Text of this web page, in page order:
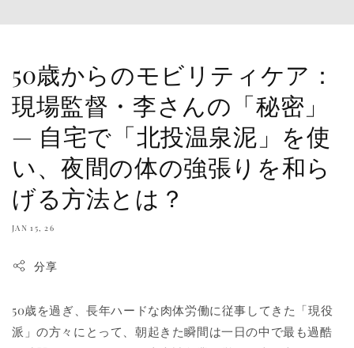
50歳からのモビリティケア：
現場監督・李さんの「秘密」
— 自宅で「北投温泉泥」を使
い、夜間の体の強張りを和ら
げる方法とは？
JAN 15, 26
分享
50歳を過ぎ、長年ハードな肉体労働に従事してきた「現役
派」の方々にとって、朝起きた瞬間は一日の中で最も過酷